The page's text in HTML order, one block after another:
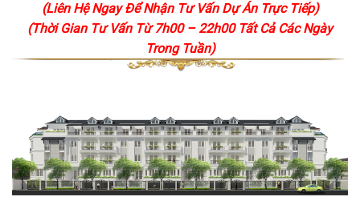
(Liên Hệ Ngay Để Nhận Tư Vấn Dự Án Trực Tiếp)
(Thời Gian Tư Vấn Từ 7h00 – 22h00 Tất Cả Các Ngày
Trong Tuần)